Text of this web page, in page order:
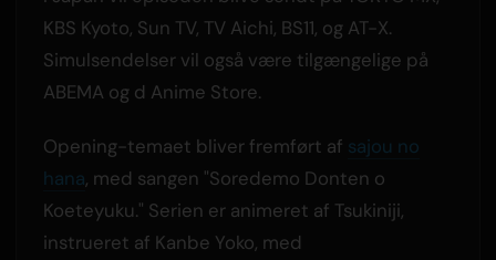
KBS Kyoto, Sun TV, TV Aichi, BS11, og AT-X.
Simulsendelser vil også være tilgængelige på
ABEMA og d Anime Store.
Opening-temaet bliver fremført af sajou no
hana, med sangen "Soredemo Donten o
Koeteyuku." Serien er animeret af Tsukiniji,
instrueret af Kanbe Yoko, med